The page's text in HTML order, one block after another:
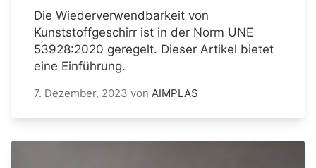
Die Wiederverwendbarkeit von
Kunststoffgeschirr ist in der Norm UNE
53928:2020 geregelt. Dieser Artikel bietet
eine Einführung.
7. Dezember, 2023 von AIMPLAS